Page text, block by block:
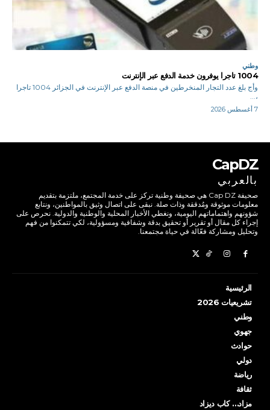
وطني
1004 تاجرا يوفرون خدمة الدفع عبر الإنترنت
وأج بلغ عدد التجار المنخرطين في منصة الدفع عبر الإنترنت في الجزائر 1004 تاجرا
،...
7 أغسطس 2026
CapDZ
بالعربي
صحيفة Cap DZ هي صحيفة وطنية تركز على خدمة المجتمع، ملتزمة بتقديم
معلومات موثوقة ومُدققة وذات صلة. نبقى على اتصال وثيق بالمواطنين، ونتابع
شؤونهم واهتماماتهم اليومية، ونغطي الأخبار المحلية والوطنية والدولية. نحرص على
إجراء كل مقال أو تقرير أو تحقيق بدقة وشفافية ومسؤولية، لكي تتمكنوا من فهم
وتحليل ومشاركة فعّالة في حياة مجتمعنا.
الرئيسية
تشريعيات 2026
وطني
جهوي
حوادث
دولي
رياضة
ثقافة
مزاد… كاب ديزاد